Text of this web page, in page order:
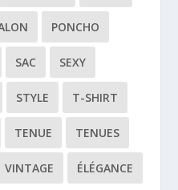
PONCHO
SAC SEXY
STYLE T-SHIRT
TENUE TENUES
VINTAGE ÉLÉGANCE